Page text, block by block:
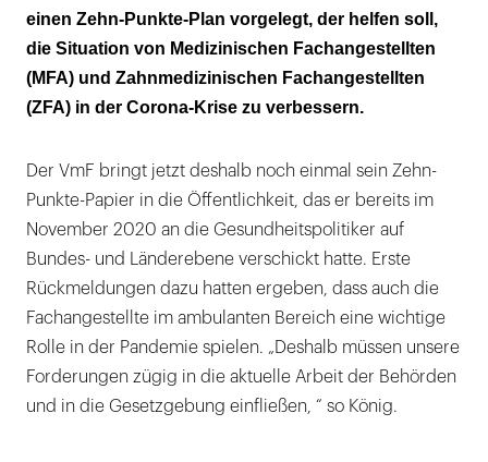
einen Zehn-Punkte-Plan vorgelegt, der helfen soll,
die Situation von Medizinischen Fachangestellten
(MFA) und Zahnmedizinischen Fachangestellten
(ZFA) in der Corona-Krise zu verbessern.
Der VmF bringt jetzt deshalb noch einmal sein Zehn-
Punkte-Papier in die Öffentlichkeit, das er bereits im
November 2020 an die Gesundheitspolitiker auf
Bundes- und Länderebene verschickt hatte. Erste
Rückmeldungen dazu hatten ergeben, dass auch die
Fachangestellte im ambulanten Bereich eine wichtige
Rolle in der Pandemie spielen. „Deshalb müssen unsere
Forderungen zügig in die aktuelle Arbeit der Behörden
und in die Gesetzgebung einfließen, “ so König.